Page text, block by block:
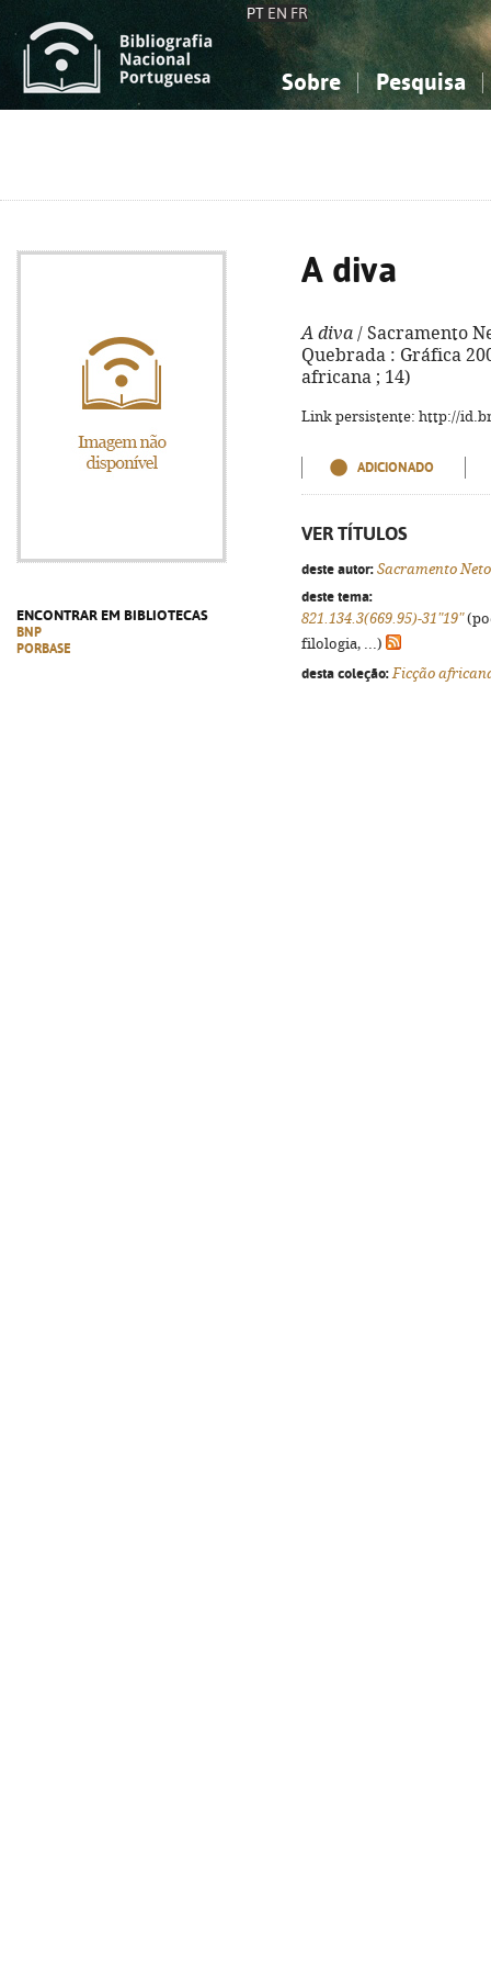
PT EN FR
Sobre Pesquisa
ENCONTRAR EM BIBLIOTECAS
BNP
PORBASE
A diva
A diva / Sacramento
Quebrada : Gráfica
africana ; 14)
Link persistente: http://
ADICIONADO
VER TÍTULOS
deste autor: Sacramento Neto
deste tema:
821.134.3(669.95)-31"19"
filologia, ...)
desta coleção: Ficção